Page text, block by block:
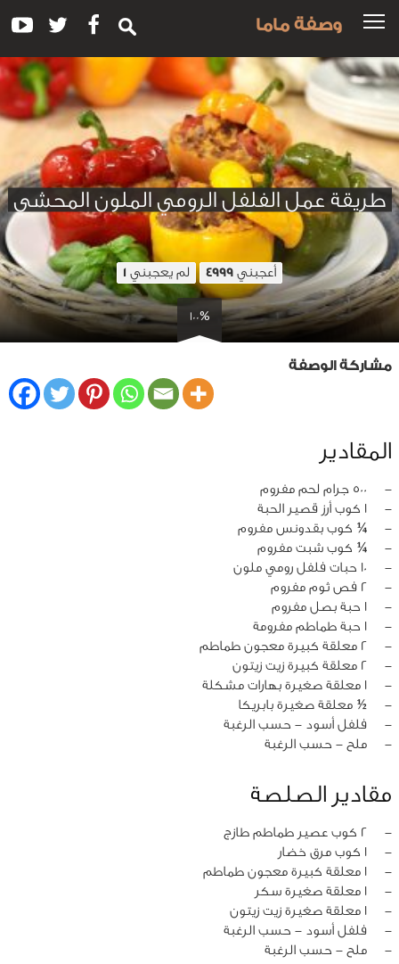
وصفة ماما
طريقة عمل الفلفل الرومي الملون المحشي
أعجبني 4999 لم يعجبني 1
100%
مشاركة الوصفة
المقادير
‏-
500 جرام لحم مفروم
‏-
1 كوب أرز قصير الحبة
‏-
¼ كوب بقدونس مفروم
‏-
¼ كوب شبت مفروم
‏-
10 حبات فلفل رومي ملون
‏-
2 فص ثوم مفروم
‏-
1 حبة بصل مفروم
‏-
1 حبة طماطم مفرومة
‏-
2 معلقة كبيرة معجون طماطم
‏-
2 معلقة كبيرة زيت زيتون
‏-
1 معلقة صغيرة بهارات مشكلة
‏-
½ معلقة صغيرة بابريكا
‏-
فلفل أسود - حسب الرغبة
‏-
ملح - حسب الرغبة
مقادير الصلصة
‏-
2 كوب عصير طماطم طازج
‏-
1 كوب مرق خضار
‏-
1 معلقة كبيرة معجون طماطم
‏-
1 معلقة صغيرة سكر
‏-
1 معلقة صغيرة زيت زيتون
‏-
فلفل أسود - حسب الرغبة
‏-
ملح - حسب الرغبة